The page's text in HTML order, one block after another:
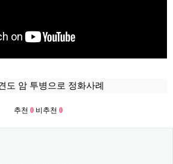
도 암 투병으로 정화사례
추천 0 비추천 0